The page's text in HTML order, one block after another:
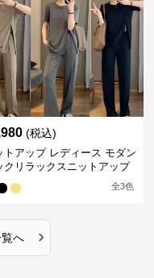
(税込)
トアップ レディース モダン
クリラックスニットアップ
全3色
へ ›